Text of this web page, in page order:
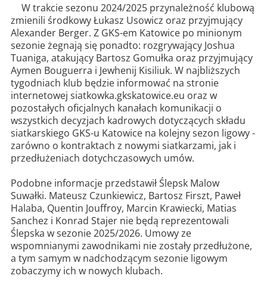
W trakcie sezonu 2024/2025 przynależność klubową
zmienili środkowy Łukasz Usowicz oraz przyjmujący
Alexander Berger. Z GKS-em Katowice po minionym
sezonie żegnają się ponadto: rozgrywający Joshua
Tuaniga, atakujący Bartosz Gomułka oraz przyjmujący
Aymen Bouguerra i Jewhenij Kisiliuk. W najbliższych
tygodniach klub będzie informować na stronie
internetowej siatkowka.gkskatowice.eu oraz w
pozostałych oficjalnych kanałach komunikacji o
wszystkich decyzjach kadrowych dotyczących składu
siatkarskiego GKS-u Katowice na kolejny sezon ligowy -
zarówno o kontraktach z nowymi siatkarzami, jak i
przedłużeniach dotychczasowych umów.
Podobne informacje przedstawił Ślepsk Malow
Suwałki. Mateusz Czunkiewicz, Bartosz Firszt, Paweł
Halaba, Quentin Jouffroy, Marcin Krawiecki, Matias
Sanchez i Konrad Stajer nie będą reprezentowali
Ślepska w sezonie 2025/2026. Umowy ze
wspomnianymi zawodnikami nie zostały przedłużone,
a tym samym w nadchodzącym sezonie ligowym
zobaczymy ich w nowych klubach.